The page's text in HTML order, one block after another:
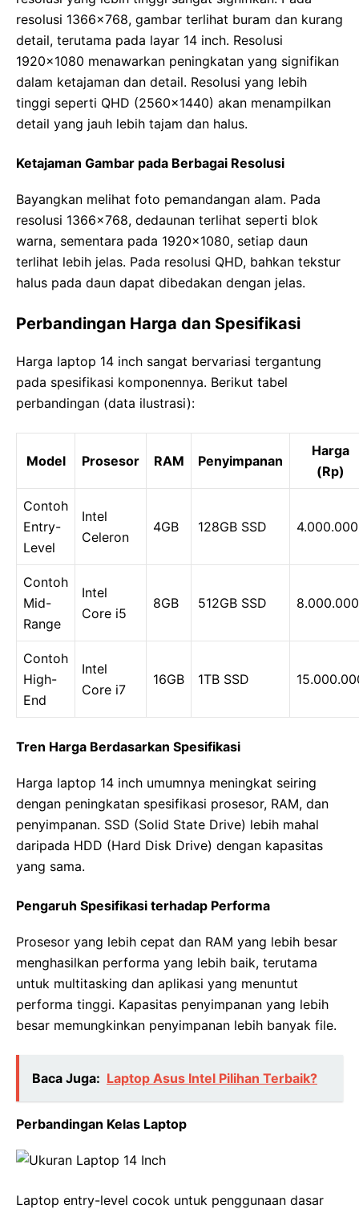
resolusi 1366×768, gambar terlihat buram dan kurang
detail, terutama pada layar 14 inch. Resolusi
1920×1080 menawarkan peningkatan yang signifikan
dalam ketajaman dan detail. Resolusi yang lebih
tinggi seperti QHD (2560×1440) akan menampilkan
detail yang jauh lebih tajam dan halus.
Ketajaman Gambar pada Berbagai Resolusi
Bayangkan melihat foto pemandangan alam. Pada
resolusi 1366×768, dedaunan terlihat seperti blok
warna, sementara pada 1920×1080, setiap daun
terlihat lebih jelas. Pada resolusi QHD, bahkan tekstur
halus pada daun dapat dibedakan dengan jelas.
Perbandingan Harga dan Spesifikasi
Harga laptop 14 inch sangat bervariasi tergantung
pada spesifikasi komponennya. Berikut tabel
perbandingan (data ilustrasi):
Model Prosesor RAM Penyimpanan
Harga
(Rp)
Contoh
Entry-
Level
Intel
Celeron
4GB 128GB SSD 4.000.000
Contoh
Mid-
Range
Intel
Core i5
8GB 512GB SSD 8.000.000
Contoh
High-
End
Intel
Core i7
16GB 1TB SSD
Tren Harga Berdasarkan Spesifikasi
Harga laptop 14 inch umumnya meningkat seiring
dengan peningkatan spesifikasi prosesor, RAM, dan
penyimpanan. SSD (Solid State Drive) lebih mahal
daripada HDD (Hard Disk Drive) dengan kapasitas
yang sama.
Pengaruh Spesifikasi terhadap Performa
Prosesor yang lebih cepat dan RAM yang lebih besar
menghasilkan performa yang lebih baik, terutama
untuk multitasking dan aplikasi yang menuntut
performa tinggi. Kapasitas penyimpanan yang lebih
besar memungkinkan penyimpanan lebih banyak file.
Baca Juga: Laptop Asus Intel Pilihan Terbaik?
Perbandingan Kelas Laptop
Laptop entry-level cocok untuk penggunaan dasar